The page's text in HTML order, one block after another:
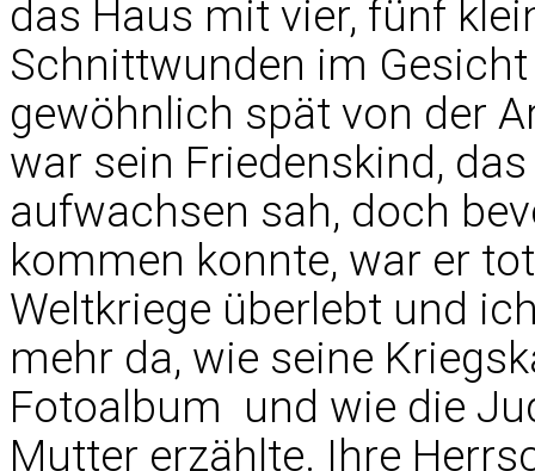
das Haus mit vier, fünf
Schnittwunden im
gewöhnlich spät von der
war sein Friedenskind,
aufwachsen sah, doch
kommen konnte, war er
Weltkriege überlebt und
mehr da, wie seine
Fotoalbum  und wie die
Mutter erzählte. Ihre